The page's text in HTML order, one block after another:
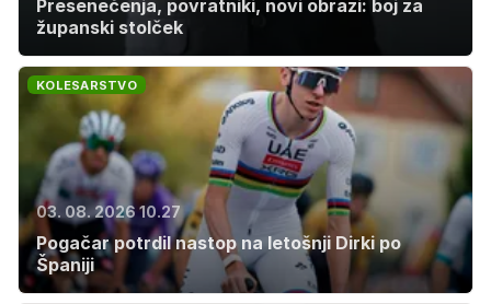
Presenečenja, povratniki, novi obrazi: boj za
županski stolček
KOLESARSTVO
03. 08. 2026 10.27
Pogačar potrdil nastop na letošnji Dirki po
Španiji